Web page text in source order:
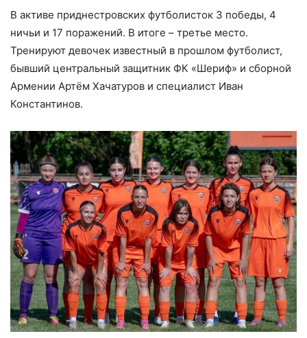
В активе приднестровских футболисток 3 победы, 4
ничьи и 17 поражений. В итоге – третье место.
Тренируют девочек известный в прошлом футболист,
бывший центральный защитник ФК «Шериф» и сборной
Армении Артём Хачатуров и специалист Иван
Константинов.